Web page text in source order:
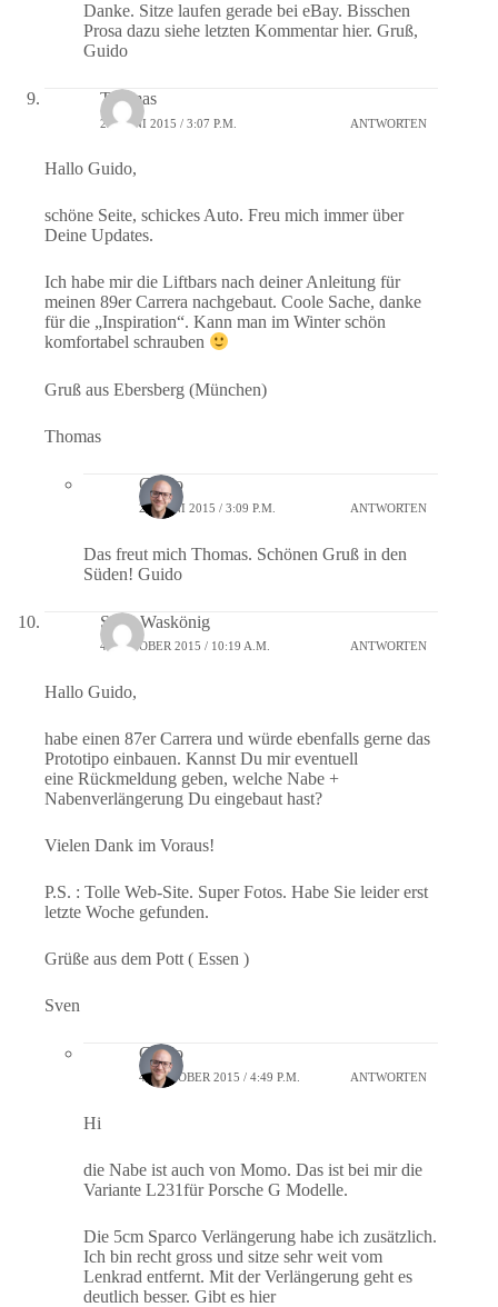
Danke. Sitze laufen gerade bei eBay. Bisschen
Prosa dazu siehe letzten Kommentar hier. Gruß,
Guido
Thomas
22. JUNI 2015 / 3:07 P.M. ANTWORTEN
Hallo Guido,
schöne Seite, schickes Auto. Freu mich immer über
Deine Updates.
Ich habe mir die Liftbars nach deiner Anleitung für
meinen 89er Carrera nachgebaut. Coole Sache, danke
für die „Inspiration“. Kann man im Winter schön
komfortabel schrauben
Gruß aus Ebersberg (München)
Thomas
Guido
22. JUNI 2015 / 3:09 P.M. ANTWORTEN
Das freut mich Thomas. Schönen Gruß in den
Süden! Guido
Sven Waskönig
4. OKTOBER 2015 / 10:19 A.M. ANTWORTEN
Hallo Guido,
habe einen 87er Carrera und würde ebenfalls gerne das
Prototipo einbauen. Kannst Du mir eventuell
eine Rückmeldung geben, welche Nabe +
Nabenverlängerung Du eingebaut hast?
Vielen Dank im Voraus!
P.S. : Tolle Web-Site. Super Fotos. Habe Sie leider erst
letzte Woche gefunden.
Grüße aus dem Pott ( Essen )
Sven
Guido
4. OKTOBER 2015 / 4:49 P.M. ANTWORTEN
Hi
die Nabe ist auch von Momo. Das ist bei mir die
Variante L231für Porsche G Modelle.
Die 5cm Sparco Verlängerung habe ich zusätzlich.
Ich bin recht gross und sitze sehr weit vom
Lenkrad entfernt. Mit der Verlängerung geht es
deutlich besser. Gibt es hier